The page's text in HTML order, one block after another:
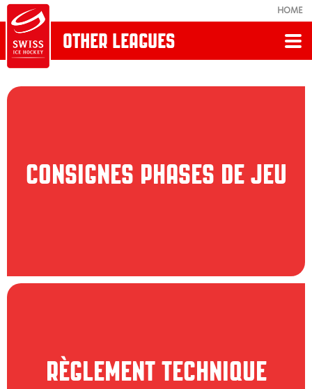
HOME
OTHER LEAGUES
Infrastructure
Fonctionnaires
CONSIGNES PHASES DE JEU
RÈGLEMENT TECHNIQUE